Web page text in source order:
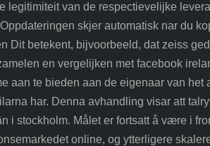
legitimiteit van de respectievelijke
skjer automatisk nar du
Dit betekent, bijvoorbeeld, dat zeiss
en vergelijken met facebook
aan te bieden aan de eigenaar van het
har. Denna avhandling visar att
i stockholm. Målet er fortsatt å være i
online, og ytterligere